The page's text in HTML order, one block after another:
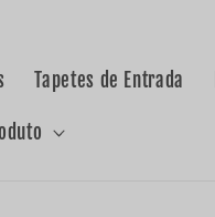
Tapetes de Entrada